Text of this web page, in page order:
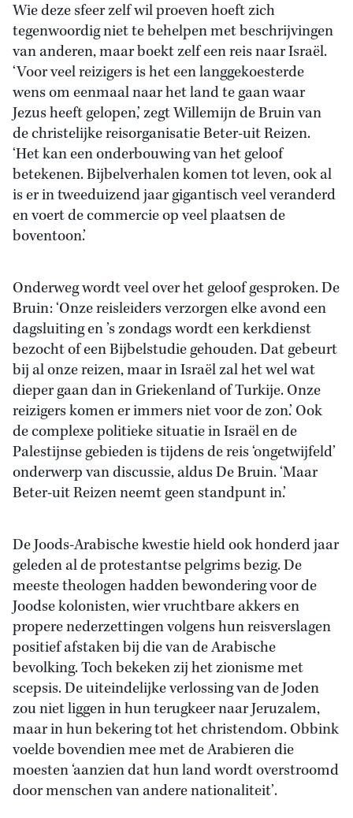
Wie deze sfeer zelf wil proeven hoeft zich
tegenwoordig niet te behelpen met beschrijvingen
van anderen, maar boekt zelf een reis naar Israël.
‘Voor veel reizigers is het een langgekoesterde
wens om eenmaal naar het land te gaan waar
Jezus heeft gelopen,’ zegt Willemijn de Bruin van
de christelijke reisorganisatie Beter-uit Reizen.
‘Het kan een onderbouwing van het geloof
betekenen. Bijbelverhalen komen tot leven, ook al
is er in tweeduizend jaar gigantisch veel veranderd
en voert de commercie op veel plaatsen de
boventoon.’
Onderweg wordt veel over het geloof gesproken. De
Bruin: ‘Onze reisleiders verzorgen elke avond een
dagsluiting en ’s zondags wordt een kerkdienst
bezocht of een Bijbelstudie gehouden. Dat gebeurt
bij al onze reizen, maar in Israël zal het wel wat
dieper gaan dan in Griekenland of Turkije. Onze
reizigers komen er immers niet voor de zon.’ Ook
de complexe politieke situatie in Israël en de
Palestijnse gebieden is tijdens de reis ‘ongetwijfeld’
onderwerp van discussie, aldus De Bruin. ‘Maar
Beter-uit Reizen neemt geen standpunt in.’
De Joods-Arabische kwestie hield ook honderd jaar
geleden al de protestantse pelgrims bezig. De
meeste theologen hadden bewondering voor de
Joodse kolonisten, wier vruchtbare akkers en
propere nederzettingen volgens hun reisverslagen
positief afstaken bij die van de Arabische
bevolking. Toch bekeken zij het zionisme met
scepsis. De uiteindelijke verlossing van de Joden
zou niet liggen in hun terugkeer naar Jeruzalem,
maar in hun bekering tot het christendom. Obbink
voelde bovendien mee met de Arabieren die
moesten ‘aanzien dat hun land wordt overstroomd
door menschen van andere nationaliteit’.